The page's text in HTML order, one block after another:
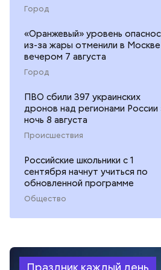
Город
«Оранжевый» уровень
из-за жары отменили в Москве
вечером 7 августа
Город
ПВО сбили 397 украинских
дронов над регионами России
ночь 8 августа
Происшествия
Российские школьники с 1
сентября начнут учиться по
обновленной программе
Общество
Праздник каждый день